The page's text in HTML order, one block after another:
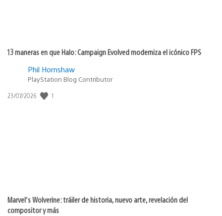
13 maneras en que Halo: Campaign Evolved moderniza el icónico FPS
Phil Hornshaw
PlayStation Blog Contributor
Fecha
23/07/2026 1
Marvel’s Wolverine: tráiler de historia, nuevo arte, revelación del
compositor y más